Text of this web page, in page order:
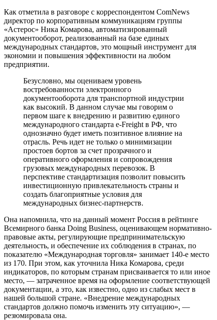
Как отметила в разговоре с корреспондентом ComNews
директор по корпоративным коммуникациям группы
«Астерос» Ника Комарова, автоматизированный
документооборот, реализованный на базе единых
международных стандартов, это мощный инструмент для
экономии и повышения эффективности на любом
предприятии.
Безусловно, мы оцениваем уровень
востребованности электронного
документооборота для транспортной индустрии
как высокий. В данном случае мы говорим о
первом шаге к внедрению и развитию единого
международного стандарта e-Freight в РФ, что
однозначно будет иметь позитивное влияние на
отрасль. Речь идет не только о минимизации
простоев бортов за счет прозрачного и
оперативного оформления и сопровождения
грузовых международных перевозок. В
перспективе стандартизация позволит повысить
инвестиционную привлекательность страны и
создать благоприятные условия для
международных бизнес-партнерств.
Она напомнила, что на данный момент Россия в рейтинге
Всемирного банка Doing Business, оценивающем нормативно-
правовые акты, регулирующие предпринимательскую
деятельность, и обеспечение их соблюдения в странах, по
показателю «Международная торговля» занимает 140-е место
из 170. При этом, как уточнила Ника Комарова, среди
индикаторов, по которым странам присваивается то или иное
место, — затраченное время на оформление соответствующей
документации, а это, как известно, одно из слабых мест в
нашей большой стране. «Внедрение международных
стандартов должно помочь изменить эту ситуацию», —
резюмировала она.